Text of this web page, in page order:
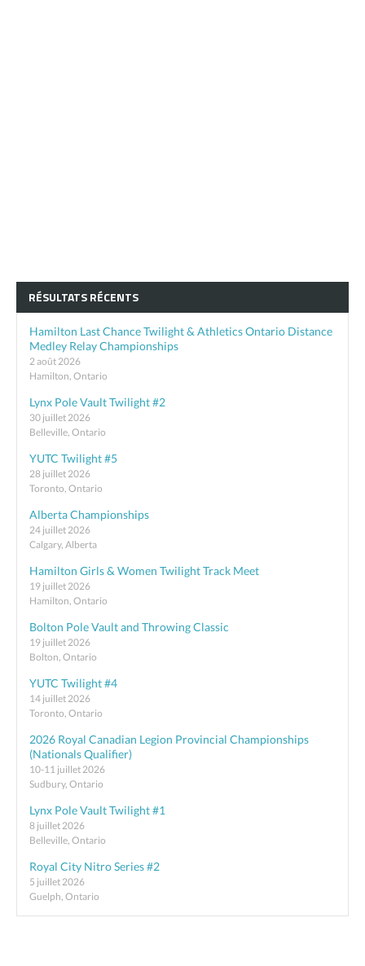
RÉSULTATS RÉCENTS
Hamilton Last Chance Twilight & Athletics Ontario Distance
Medley Relay Championships
2 août 2026
Hamilton, Ontario
Lynx Pole Vault Twilight #2
30 juillet 2026
Belleville, Ontario
YUTC Twilight #5
28 juillet 2026
Toronto, Ontario
Alberta Championships
24 juillet 2026
Calgary, Alberta
Hamilton Girls & Women Twilight Track Meet
19 juillet 2026
Hamilton, Ontario
Bolton Pole Vault and Throwing Classic
19 juillet 2026
Bolton, Ontario
YUTC Twilight #4
14 juillet 2026
Toronto, Ontario
2026 Royal Canadian Legion Provincial Championships
(Nationals Qualifier)
10-11 juillet 2026
Sudbury, Ontario
Lynx Pole Vault Twilight #1
8 juillet 2026
Belleville, Ontario
Royal City Nitro Series #2
5 juillet 2026
Guelph, Ontario